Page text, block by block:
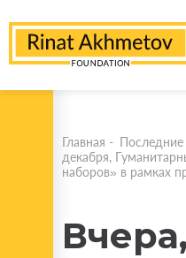
Главная -
декабря,
наборов» в